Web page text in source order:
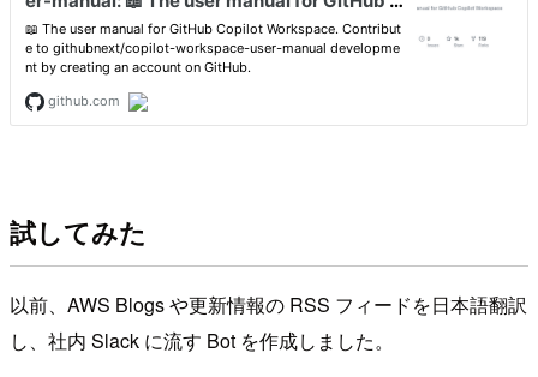
試してみた
以前、AWS Blogs や更新情報の RSS フィードを日本語翻訳
し、社内 Slack に流す Bot を作成しました。